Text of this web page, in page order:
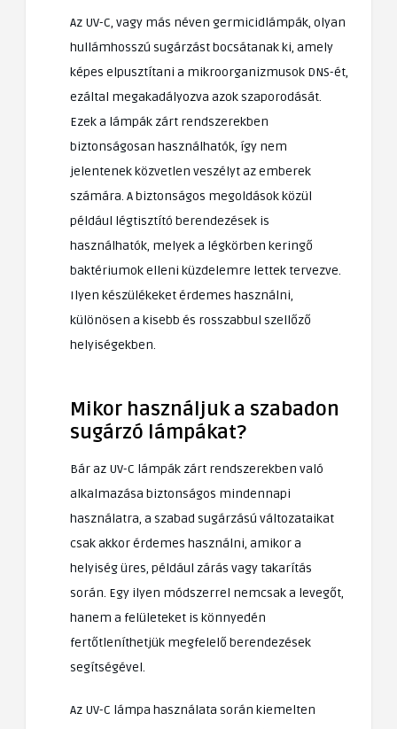
Az UV-C, vagy más néven germicidlámpák, olyan
hullámhosszú sugárzást bocsátanak ki, amely
képes elpusztítani a mikroorganizmusok DNS-ét,
ezáltal megakadályozva azok szaporodását.
Ezek a lámpák zárt rendszerekben
biztonságosan használhatók, így nem
jelentenek közvetlen veszélyt az emberek
számára. A biztonságos megoldások közül
például légtisztító berendezések is
használhatók, melyek a légkörben keringő
baktériumok elleni küzdelemre lettek tervezve.
Ilyen készülékeket érdemes használni,
különösen a kisebb és rosszabbul szellőző
helyiségekben.
Mikor használjuk a szabadon
sugárzó lámpákat?
Bár az UV-C lámpák zárt rendszerekben való
alkalmazása biztonságos mindennapi
használatra, a szabad sugárzású változataikat
csak akkor érdemes használni, amikor a
helyiség üres, például zárás vagy takarítás
során. Egy ilyen módszerrel nemcsak a levegőt,
hanem a felületeket is könnyedén
fertőtleníthetjük megfelelő berendezések
segítségével.
Az UV-C lámpa használata során kiemelten